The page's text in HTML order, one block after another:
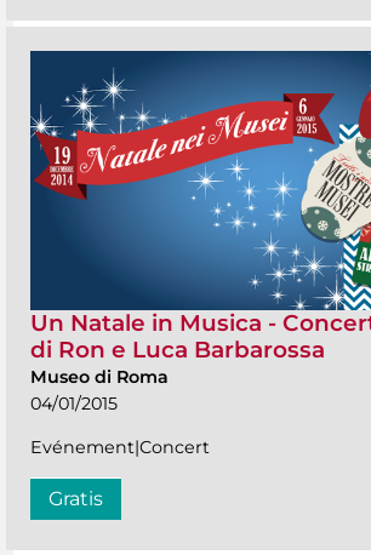
Un Natale in Musica -
di Ron e Luca Barbarossa
Museo di Roma
04/01/2015
Evénement|Concert
Gratis